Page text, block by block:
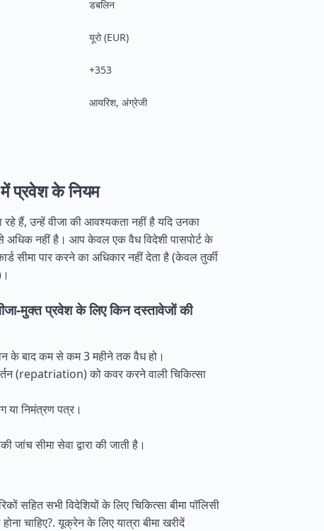
डबलिन
यूरो (EUR)
+353
आयरिश, अंग्रेजी
प्रवेश के नियम
हैं, उन्हें वीजा की आवश्यकता नहीं है यदि उनका
अधिक नहीं है। आप केवल एक वैध विदेशी पासपोर्ट के
पार करने का अधिकार नहीं देता है (केवल तुर्की
मुक्त प्रवेश के लिए किन दस्तावेजों की
के बाद कम से कम 3 महीने तक वैध हो।
(repatriation) को कवर करने वाली चिकित्सा
या निमंत्रण पत्र।
सीमा सेवा द्वारा की जाती है।
सहित सभी विदेशियों के लिए चिकित्सा बीमा पॉलिसी
चाहिए?.यूक्रेन के लिए यात्रा बीमा खरीदें